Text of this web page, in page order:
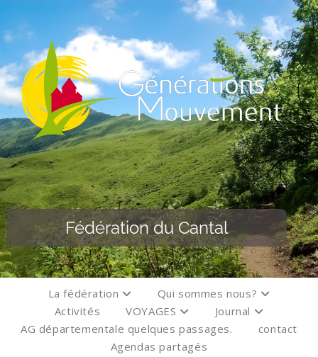
Fédération du Cantal
La fédération
Qui sommes nous?
Activités
VOYAGES
Journal
AG départementale quelques passages.
contact
Agendas partagés